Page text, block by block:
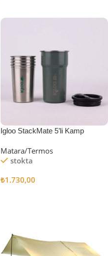
Igloo StackMate 5’li Kamp
Matara/Termos
stokta
₺1.730,00